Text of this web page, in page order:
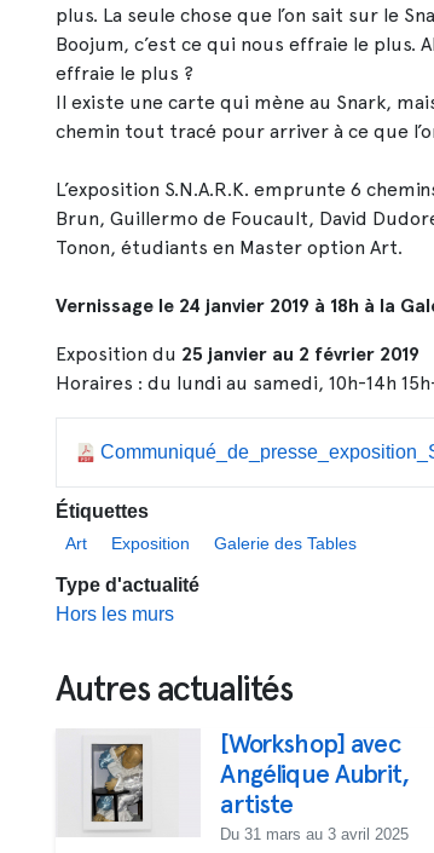
plus. La seule chose que l’on sait sur le
Boojum, c’est ce qui nous effraie le plus.
effraie le plus ?
Il existe une carte qui mène au Snark,
chemin tout tracé pour arriver à ce que
L’exposition S.N.A.R.K. emprunte 6
Brun, Guillermo de Foucault, David
Tonon, étudiants en Master option Art.
Vernissage le 24 janvier 2019 à 18h à la
Exposition du 25 janvier au 2 février 2019
Horaires : du lundi au samedi, 10h-14h
Étiquettes
Art Exposition Galerie des Tables
Type d'actualité
Hors les murs
Autres actualités
[Workshop] avec
Angélique Aubrit,
artiste
Du 31 mars au 3 avril 2025